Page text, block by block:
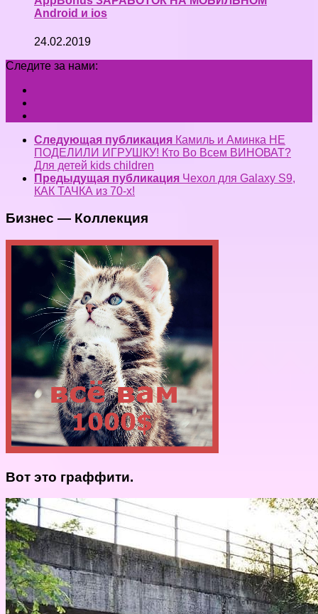
Android и ios
24.02.2019
Следите за нами:
Следующая публикация Камиль и Аминка НЕ
ПОДЕЛИЛИ ИГРУШКУ! Кто Во Всем ВИНОВАТ?
Для детей kids children
Предыдущая публикация Чехол для Galaxy S9,
КАК ТАЧКА из 70-х!
Бизнес — Коллекция
Вот это граффити.